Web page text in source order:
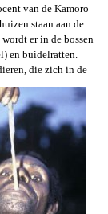
van de Kamoro
huizen staan aan de
er in de bossen
en buidelratten.
die zich in de